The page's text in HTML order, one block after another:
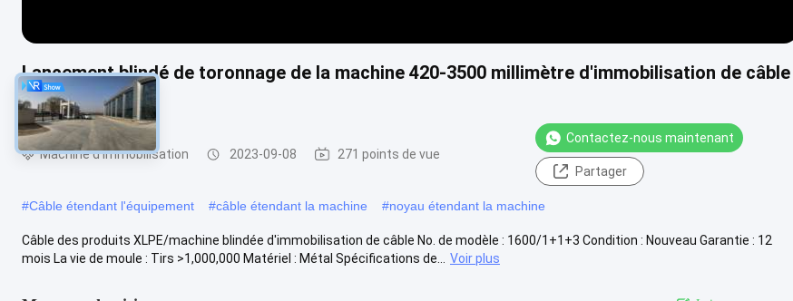
Lancement blindé de toronnage de la machine 420-3500 millimètre d'immobilisation de câble
de XLPE
Machine d'immobilisation 2023-09-08 271 points de vue
Contactez-nous maintenant
Partager
#Câble étendant l'équipement #câble étendant la machine #noyau étendant la machine
Câble des produits XLPE/machine blindée d'immobilisation de câble No. de modèle : 1600/1+1+3 Condition : Nouveau Garantie : 12
mois La vie de moule : Tirs >1,000,000 Matériel : Métal Spécifications de...
Voir plus